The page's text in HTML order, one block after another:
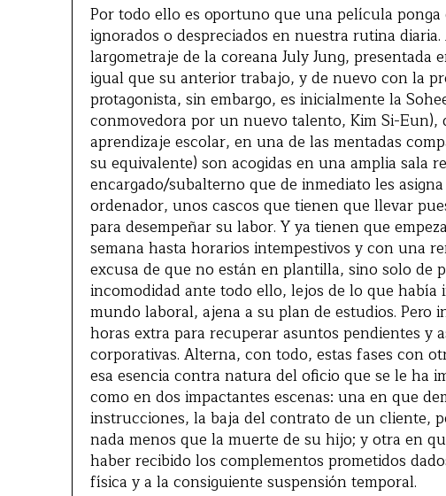
Por todo ello es oportuno que una película
ignorados o despreciados en nuestra rutina
largometraje de la coreana July Jung, presentada
igual que su anterior trabajo, y de nuevo con la
protagonista, sin embargo, es inicialmente la
conmovedora por un nuevo talento, Kim Si-
aprendizaje escolar, en una de las mentadas
su equivalente) son acogidas en una amplia sala
encargado/subalterno que de inmediato les
ordenador, unos cascos que tienen que llevar
para desempeñar su labor. Y ya tienen que
semana hasta horarios intempestivos y con una
excusa de que no están en plantilla, sino solo de
incomodidad ante todo ello, lejos de lo que
mundo laboral, ajena a su plan de estudios.
horas extra para recuperar asuntos pendientes y
corporativas. Alterna, con todo, estas fases con
esa esencia contra natura del oficio que se le ha
como en dos impactantes escenas: una en que
instrucciones, la baja del contrato de un cliente,
nada menos que la muerte de su hijo; y otra en
haber recibido los complementos prometidos
física y a la consiguiente suspensión temporal.